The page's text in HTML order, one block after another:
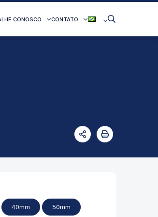
CONOSCO CONTATO
40mm 50mm